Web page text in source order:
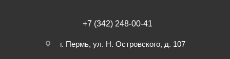
+7 (342) 248-00-41
г. Пермь, ул. Н. Островского, д. 107